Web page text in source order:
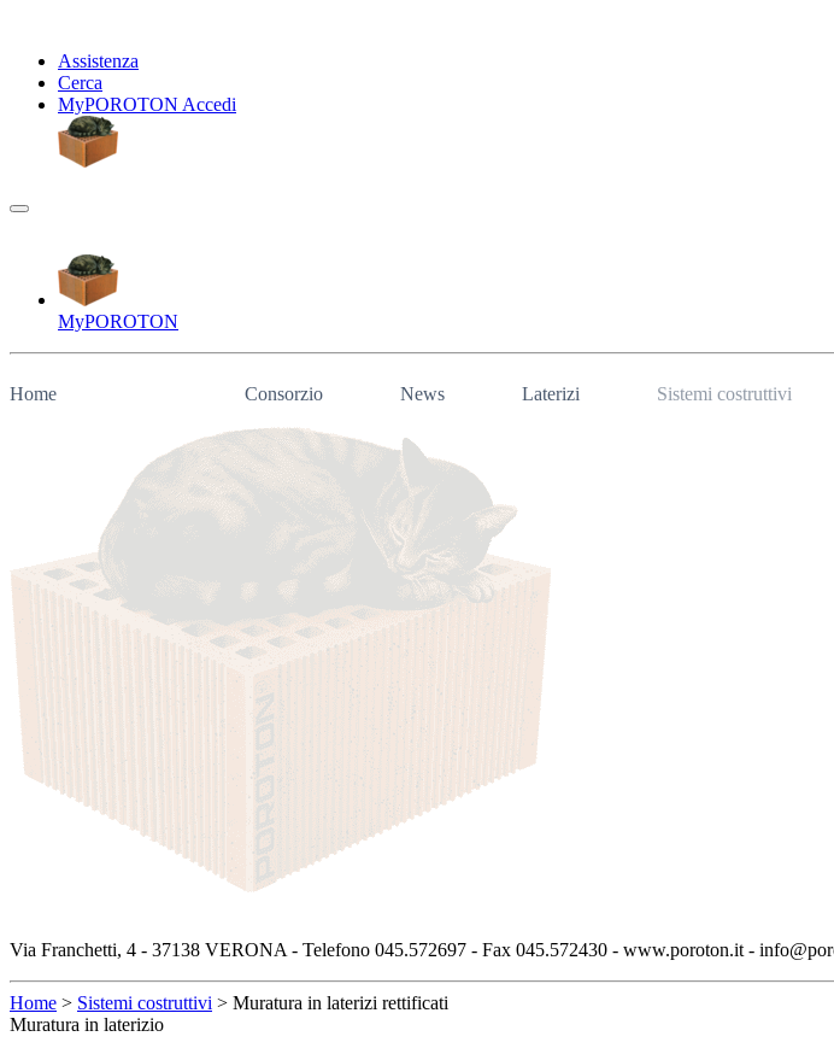
Assistenza
Cerca
MyPOROTON Accedi
MyPOROTON
Home Consorzio News Laterizi Sistemi costruttivi
Via Franchetti, 4 - 37138 VERONA - Telefono 045.572697 - Fax 045.572430 - www.poroton.it -
Home > Sistemi costruttivi > Muratura in laterizi rettificati
Muratura in laterizio